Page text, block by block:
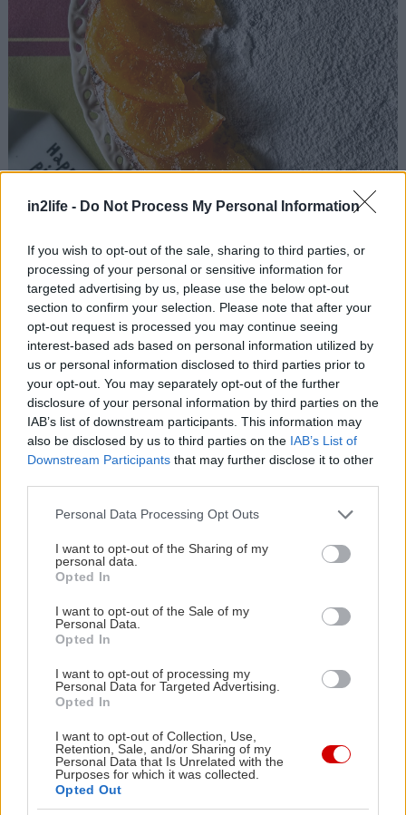
in2life - Do Not Process My Personal Information
If you wish to opt-out of the sale, sharing to third parties, or
processing of your personal or sensitive information for
targeted advertising by us, please use the below opt-out
section to confirm your selection. Please note that after your
opt-out request is processed you may continue seeing
interest-based ads based on personal information utilized by
us or personal information disclosed to third parties prior to
your opt-out. You may separately opt-out of the further
disclosure of your personal information by third parties on the
IAB’s list of downstream participants. This information may
also be disclosed by us to third parties on the IAB’s List of
Downstream Participants that may further disclose it to other
Please note that this website/app uses one or more Google
not limited to your visit or usage behaviour. You may click to
grant or deny consent to Google and its third-party tags to
use your data for below specified purposes in below Google
consent section.
Personal Data Processing Opt Outs
I want to opt-out of the Sharing of my
personal data.
Opted In
I want to opt-out of the Sale of my
Personal Data.
Opted In
I want to opt-out of processing my
Personal Data for Targeted Advertising.
Opted In
I want to opt-out of Collection, Use,
Retention, Sale, and/or Sharing of my
Personal Data that Is Unrelated with the
Purposes for which it was collected.
Opted Out
Αλείφουμε γενναιόδωρα με βούτυρο τον πάτο και
τα τοιχώματα μιας στρογγυλής φόρμας διαμέτρου
περίπου 20 εκ., κατά προτίμηση με αποσπώμενο
πάτο για πιο εύκολο ξεφορμάρισμα. Την βάζουμε
στο ψυγείο και όταν στερεοποιηθεί το βούτυρο την
αλευρώνουμε προσέχοντας ώστε το αλεύρι να
καλύψει καλά το βούτυρο παντού. Κατόπιν την
τινάζουμε καλά για να απομακρύνουμε όλο το